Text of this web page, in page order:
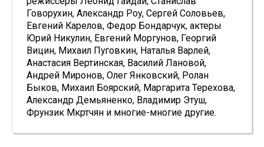
Говорухин, Александр Роу, Сергей Соловьев,
Евгений Карелов, Федор Бондарчук, актеры
Юрий Никулин, Евгений Моргунов, Георгий
Вицин, Михаил Пуговкин, Наталья Варлей,
Анастасия Вертинская, Василий Лановой,
Андрей Миронов, Олег Янковский, Ролан
Быков, Михаил Боярский, Маргарита Терехова,
Александр Демьяненко, Владимир Этуш,
Фрунзик Мкртчян и многие-многие другие.